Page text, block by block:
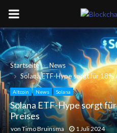
PRIMARY
MENU
Startseite
News
Solana ETF-Hype sorgt für 18%
Altcoin News Solana
Solana ETF-Hype sorgt
Preises
von Timo Bruinsma 1 Juli 2024